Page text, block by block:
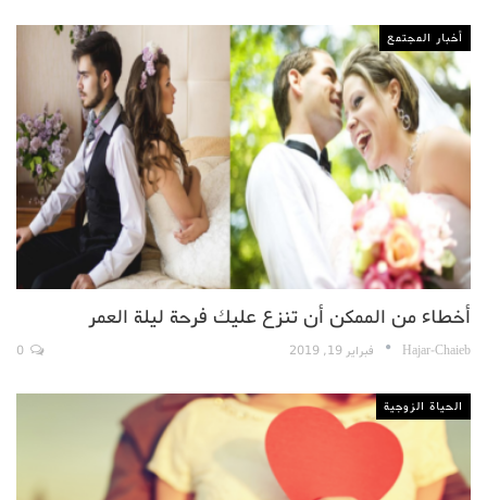
أخبار المجتمع
أخطاء من الممكن أن تنزع عليك فرحة ليلة العمر
Hajar-Chaieb فبراير 19, 2019
الحياة الزوجية